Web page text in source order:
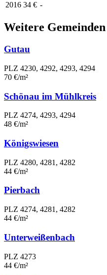
2016 34 € -
Weitere
Gutau
PLZ 4230, 4292, 4293, 4294
70 €/m²
Schönau im Mühlkreis
PLZ 4274, 4293, 4294
48 €/m²
Königswiesen
PLZ 4280, 4281, 4282
44 €/m²
Pierbach
PLZ 4274, 4281, 4282
44 €/m²
Unterweißenbach
PLZ 4273
44 €/m²